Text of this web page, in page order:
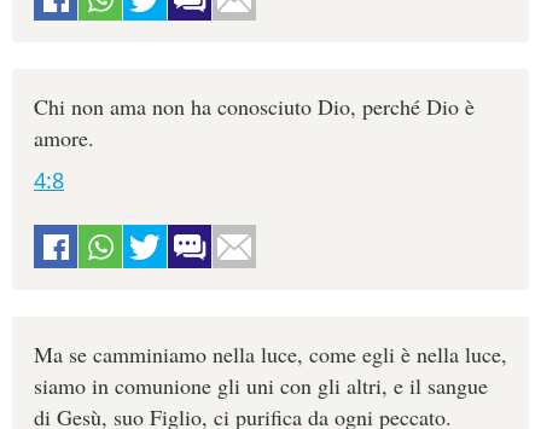
Chi non ama non ha conosciuto Dio, perché Dio è
amore.
4:8
Ma se camminiamo nella luce, come egli è nella luce,
siamo in comunione gli uni con gli altri, e il sangue
di Gesù, suo Figlio, ci purifica da ogni peccato.